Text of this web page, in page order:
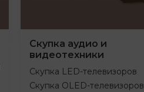
Скупка аудио и
видеотехники
Скупка LED-телевизоров
Скупка OLED-телевизоров